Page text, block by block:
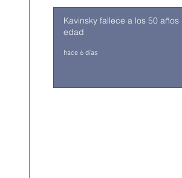
Kavinsky fallece a los 50 años
edad
hace 6 días